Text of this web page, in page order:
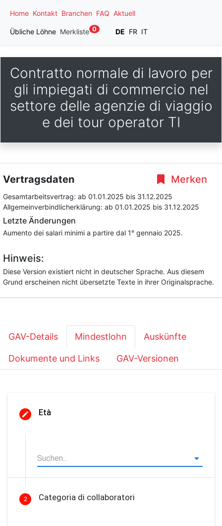
Home Kontakt Branchen FAQ Aktuell
Übliche Löhne Merkliste 0 DE FR IT
Contratto normale di lavoro per
gli impiegati di commercio nel
settore delle agenzie di viaggio
e dei tour operator TI
Merken
Vertragsdaten
Gesamtarbeitsvertrag: ab 01.01.2025 bis 31.12.2025
Allgemeinverbindlicherklärung: ab 01.01.2025 bis 31.12.2025
Letzte Änderungen
Aumento dei salari minimi a partire dal 1° gennaio 2025.
Hinweis:
Diese Version existiert nicht in deutscher Sprache. Aus diesem
Grund erscheinen nicht übersetzte Texte in ihrer Originalsprache.
GAV-Details Mindestlohn Auskünfte
Dokumente und Links GAV-Versionen
Età
2 Categoria di collaboratori